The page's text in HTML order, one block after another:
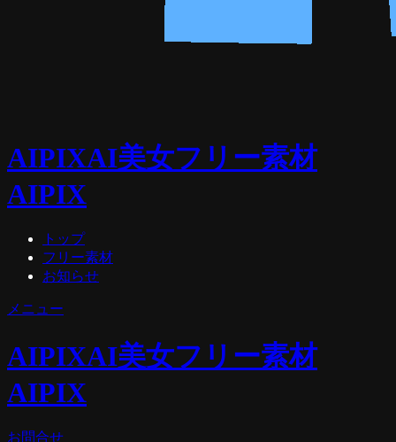
AIPIXAI美女フリー素材
AIPIX
トップ
フリー素材
お知らせ
メニュー
AIPIXAI美女フリー素材
AIPIX
お問合せ